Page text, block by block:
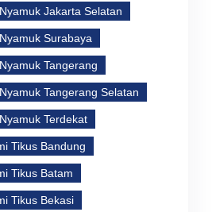
Jakarta Selatan
Surabaya
Tangerang
Tangerang Selatan
Terdekat
Tikus Bandung
Tikus Batam
Tikus Bekasi